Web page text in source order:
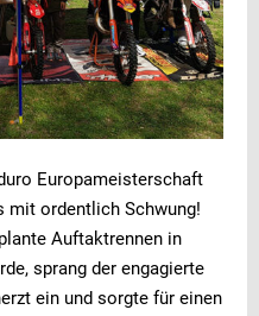
Europameisterschaft
mit ordentlich Schwung!
Auftaktrennen in
sprang der engagierte
ein und sorgte für einen